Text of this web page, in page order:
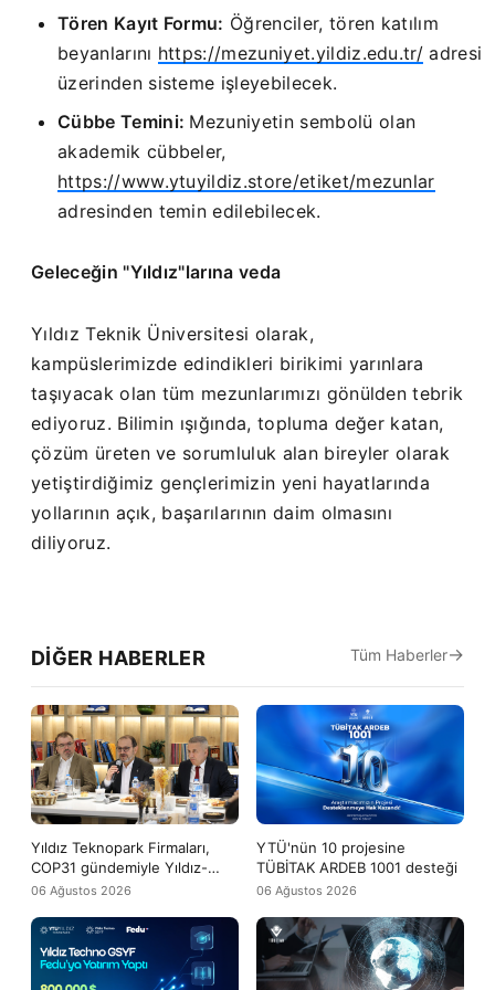
Tören Kayıt Formu: Öğrenciler, tören katılım
beyanlarını https://mezuniyet.yildiz.edu.tr/ adresi
üzerinden sisteme işleyebilecek.
Cübbe Temini: Mezuniyetin sembolü olan
akademik cübbeler,
https://www.ytuyildiz.store/etiket/mezunlar
adresinden temin edilebilecek.
Geleceğin "Yıldız"larına veda
Yıldız Teknik Üniversitesi olarak,
kampüslerimizde edindikleri birikimi yarınlara
taşıyacak olan tüm mezunlarımızı gönülden tebrik
ediyoruz. Bilimin ışığında, topluma değer katan,
çözüm üreten ve sorumluluk alan bireyler olarak
yetiştirdiğimiz gençlerimizin yeni hayatlarında
yollarının açık, başarılarının daim olmasını
diliyoruz.
DIĞER HABERLER
Yıldız Teknopark Firmaları,
COP31 gündemiyle Yıldız-
Tech buluşmasında bir araya
06 Ağustos 2026
YTÜ'nün 10 projesine
TÜBİTAK ARDEB 1001 desteği
06 Ağustos 2026
Tüm Haberler